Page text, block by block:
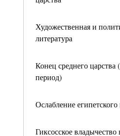
Художественная и
литература
Конец среднего
период)
Ослабление египетского
Гиксосское